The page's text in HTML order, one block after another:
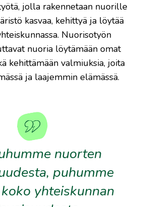
jolla rakennetaan nuorille
kasvaa, kehittyä ja löytää
Nuorisotyön
nuoria löytämään omat
kehittämään valmiuksia, joita
ja laajemmin elämässä.
nuorten
puhumme
yhteiskunnan